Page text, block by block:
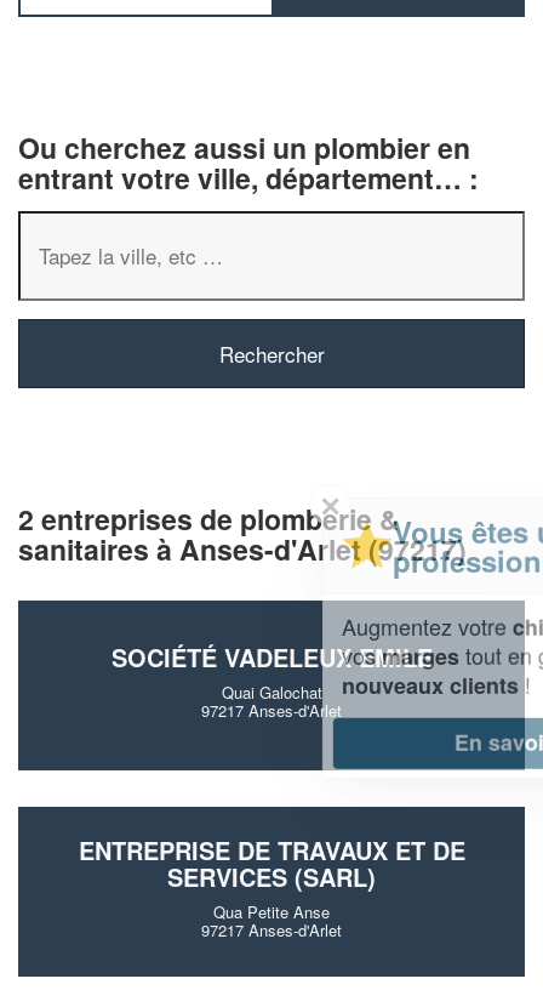
Ou cherchez aussi un plombier en
entrant votre ville, département… :
2 entreprises de plomberie &
sanitaires à Anses-d'Arlet (97217)
SOCIÉTÉ VADELEUX EMILE
Quai Galochat
97217 Anses-d'Arlet
ENTREPRISE DE TRAVAUX ET DE
SERVICES (SARL)
Qua Petite Anse
97217 Anses-d'Arlet
✕
Vous êtes un
professionnel ?
chiffre d'affaireset
vosmargestout en gagnant de
nouveaux clients
!